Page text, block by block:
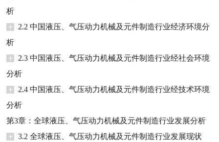
析
+
2.2 中国液压、气压动力机械及元件制造行业经济环境分
析
+
2.3 中国液压、气压动力机械及元件制造行业经社会环境
分析
+
2.4 中国液压、气压动力机械及元件制造行业经技术环境
分析
第3章：全球液压、气压动力机械及元件制造行业发展分析
+
3.2 全球液压、气压动力机械及元件制造行业发展现状